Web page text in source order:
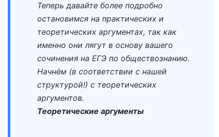
Теперь давайте более подробно
остановимся на практических и
теоретических аргументах, так как
именно они лягут в основу вашего
сочинения на ЕГЭ по обществознанию.
Начнём (в соответствии с нашей
структурой!) с теоретических
аргументов.
Теоретические аргументы